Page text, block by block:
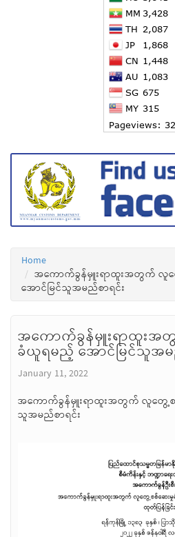
Home
အကောက်ခွန်မှူးရာထူးအတွက် လူ
အောင်မြင်သူအမည်စာရင်း
အကောက်ခွန်မှူးရာထူးအ
ခံယူရမည့် အောင်မြင်သူအမ
January 11, 2022
အကောက်ခွန်မှူးရာထူးအတွက် လူတွေ့စ
သူအမည်စာရင်း